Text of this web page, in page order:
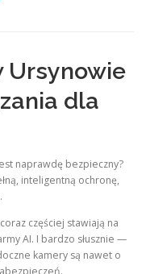
Ursynowie
dla
naprawdę bezpieczny?
inteligentną ochronę,
częściej stawiają na
AI. I bardzo słusznie —
kamery są nawet o